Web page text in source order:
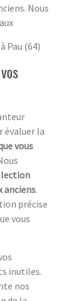
Nous
Pau (64)
évaluer la
vous
anciens.
précise
vous
inutiles.
nos